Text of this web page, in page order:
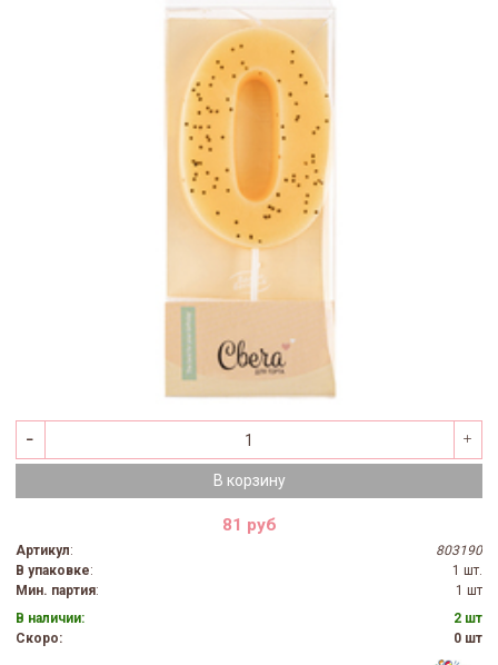
В корзину
81 руб
Артикул:
803190
В упаковке:
1 шт.
Мин. партия:
1 шт
В наличии:
2 шт
Скоро:
0 шт